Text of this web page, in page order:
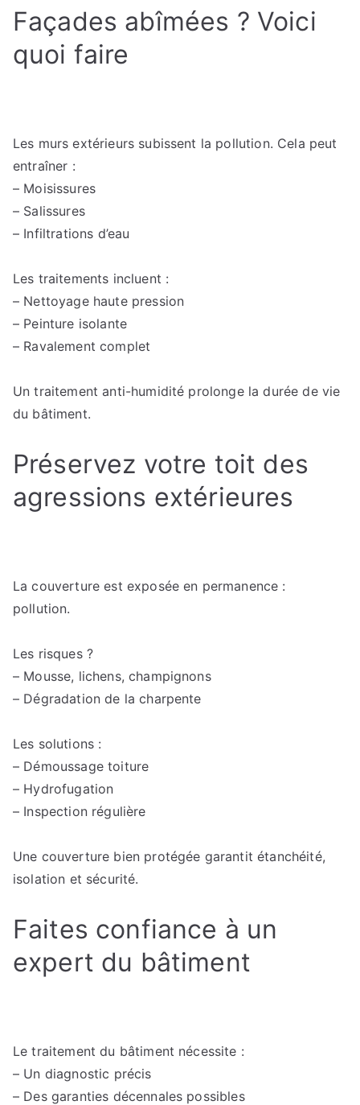
Façades abîmées ? Voici
quoi faire
Les murs extérieurs subissent la pollution. Cela peut
entraîner :
– Moisissures
– Salissures
– Infiltrations d’eau
Les traitements incluent :
– Nettoyage haute pression
– Peinture isolante
– Ravalement complet
Un traitement anti-humidité prolonge la durée de vie
du bâtiment.
Préservez votre toit des
agressions extérieures
La couverture est exposée en permanence :
pollution.
Les risques ?
– Mousse, lichens, champignons
– Dégradation de la charpente
Les solutions :
– Démoussage toiture
– Hydrofugation
– Inspection régulière
Une couverture bien protégée garantit étanchéité,
isolation et sécurité.
Faites confiance à un
expert du bâtiment
Le traitement du bâtiment nécessite :
– Un diagnostic précis
– Des garanties décennales possibles